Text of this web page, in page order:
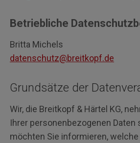
Betriebliche
Britta Michels
datenschutz@breitkopf.de
Grundsätze der
Wir, die Breitkopf & Härtel KG,
Ihrer personenbezogenen Daten
möchten Sie informieren, welche